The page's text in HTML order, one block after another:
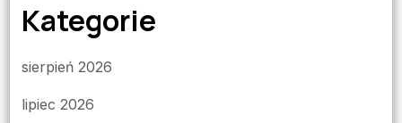
Kategorie
sierpień 2026
lipiec 2026